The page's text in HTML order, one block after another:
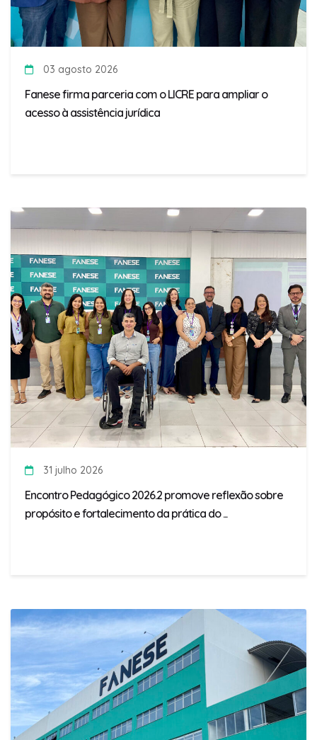
03 agosto 2026
Fanese firma parceria com o LICRE para ampliar o
acesso à assistência jurídica
31 julho 2026
Encontro Pedagógico 2026.2 promove reflexão sobre
propósito e fortalecimento da prática do ...